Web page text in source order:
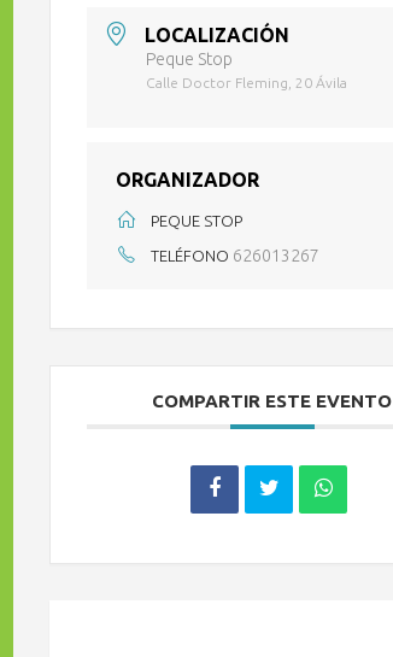
LOCALIZACIÓN
Peque Stop
Calle Doctor Fleming, 20 Ávila
ORGANIZADOR
PEQUE STOP
TELÉFONO 626013267
COMPARTIR ESTE EVENTO